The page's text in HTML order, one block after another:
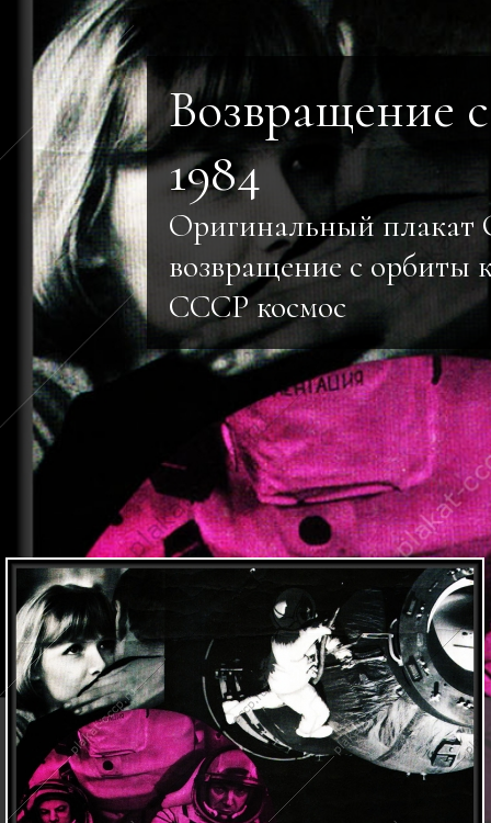
Возвращение
1984
Оригинальный
возвращение с орбиты
СССР космос